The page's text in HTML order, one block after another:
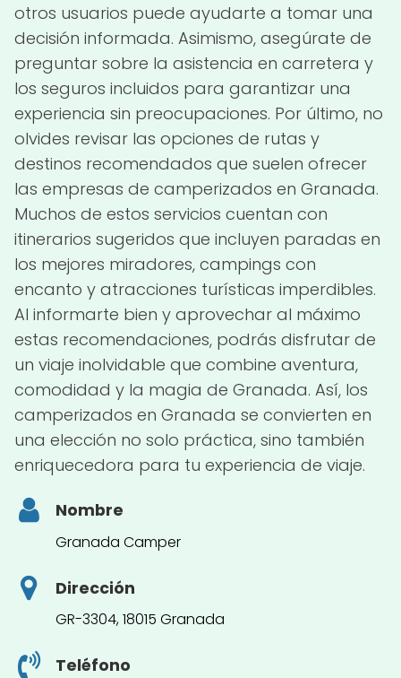
otros usuarios puede ayudarte a tomar una
decisión informada. Asimismo, asegúrate de
preguntar sobre la asistencia en carretera y
los seguros incluidos para garantizar una
experiencia sin preocupaciones. Por último, no
olvides revisar las opciones de rutas y
destinos recomendados que suelen ofrecer
las empresas de camperizados en Granada.
Muchos de estos servicios cuentan con
itinerarios sugeridos que incluyen paradas en
los mejores miradores, campings con
encanto y atracciones turísticas imperdibles.
Al informarte bien y aprovechar al máximo
estas recomendaciones, podrás disfrutar de
un viaje inolvidable que combine aventura,
comodidad y la magia de Granada. Así, los
camperizados en Granada se convierten en
una elección no solo práctica, sino también
enriquecedora para tu experiencia de viaje.
Nombre
Granada Camper
Dirección
GR-3304, 18015 Granada
Teléfono